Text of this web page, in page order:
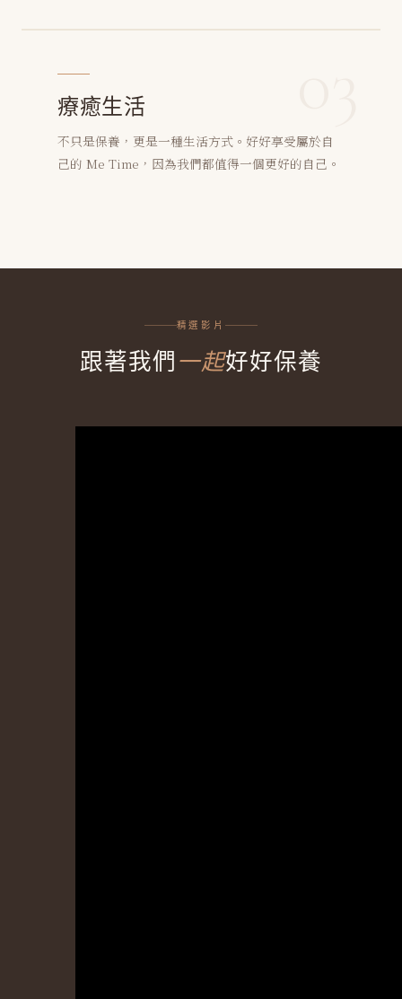
療癒生活
不只是保養，更是一種生活方式。好好享受屬於自
己的 Me Time，因為我們都值得一個更好的自己。
精選影片
跟著我們 一起好好保養